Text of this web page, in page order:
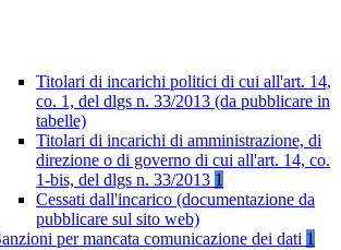
Titolari di incarichi politici di cui all'art. 14,
co. 1, del dlgs n. 33/2013 (da pubblicare in
tabelle)
Titolari di incarichi di amministrazione, di
direzione o di governo di cui all'art. 14, co.
1-bis, del dlgs n. 33/2013 1
Cessati dall'incarico (documentazione da
pubblicare sul sito web)
per mancata comunicazione dei dati 1